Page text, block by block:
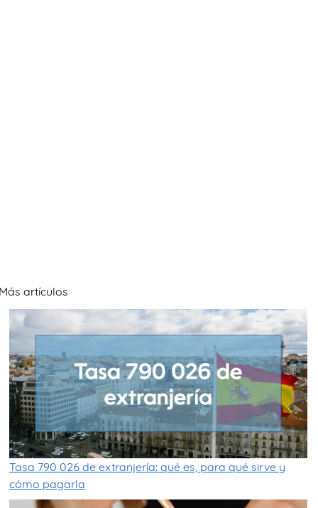
artículos
Tasa 790 026 de extranjería: qué es, para qué sirve y
cómo pagarla